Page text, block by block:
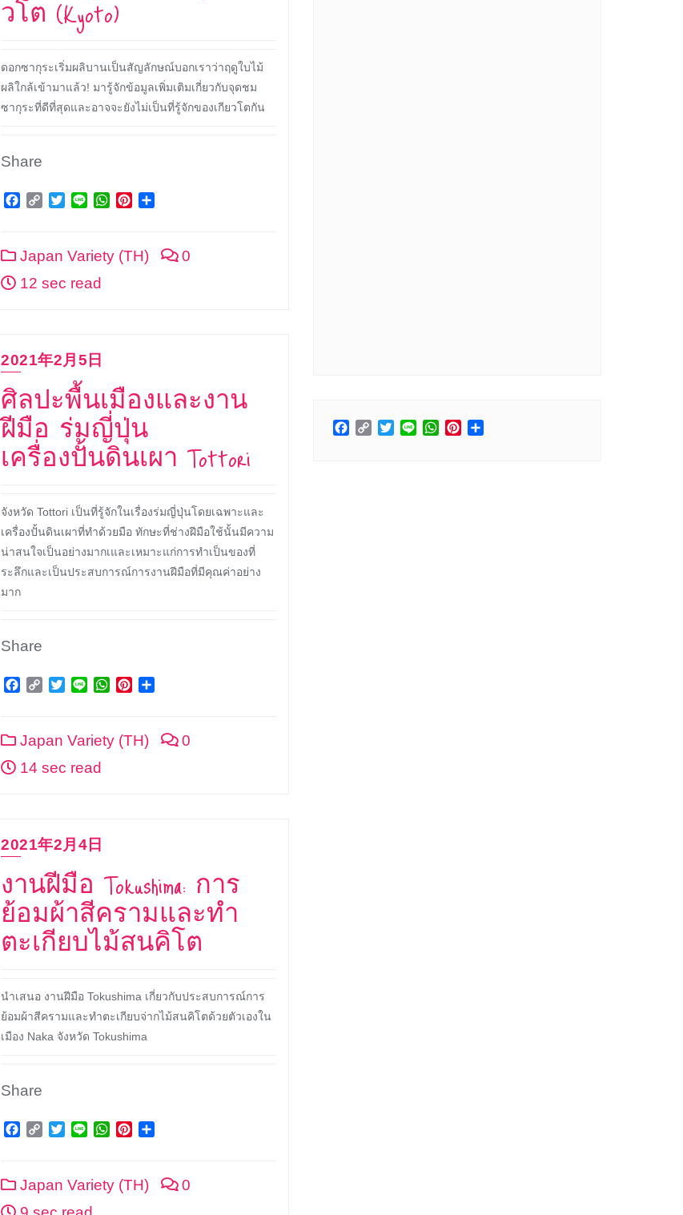
วโต (Kyoto)
ดอกซากุระเริ่มผลิบานเป็นสัญลักษณ์บอกเราว่าฤดูใบไม้
ผลิใกล้เข้ามาแล้ว! มารู้จักข้อมูลเพิ่มเติมเกี่ยวกับจุดชม
ซากุระที่ดีที่สุดและอาจจะยังไม่เป็นที่รู้จักของเกียวโตกัน
Share
Facebook
Copy TwitterLine WhatsApp
Pinterest
Japan Variety (TH)
0
12 sec read
2021年2月5日
ศิลปะพื้นเมืองและงาน
ฝีมือ ร่มญี่ปุ่น
เครื่องปั้นดินเผา Tottori
จังหวัด Tottori เป็นที่รู้จักในเรื่องร่มญี่ปุ่นโดยเฉพาะและ
เครื่องปั้นดินเผาที่ทำด้วยมือ ทักษะที่ช่างฝีมือใช้นั้นมีความ
น่าสนใจเป็นอย่างมากเและเหมาะแก่การทำเป็นของที่
ระลึกและเป็นประสบการณ์การงานฝีมือที่มีคุณค่าอย่าง
มาก
Share
Facebook
Copy TwitterLine WhatsApp
Pinterest
Japan Variety (TH)
0
14 sec read
2021年2月4日
งานฝีมือ Tokushima: การ
ย้อมผ้าสีครามและทำ
ตะเกียบไม้สนคิโต
นำเสนอ งานฝีมือ Tokushima เกี่ยวกับประสบการณ์การ
ย้อมผ้าสีครามและทำตะเกียบจ่ากไม้สนคิโตด้วยตัวเองใน
เมือง Naka จังหวัด Tokushima
Share
Facebook
Copy TwitterLine WhatsApp
Pinterest
Japan Variety (TH)
0
Facebook
CopyTwitter
LineWhatsApp
Pinterest